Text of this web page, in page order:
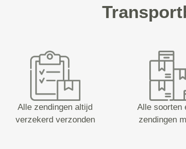
Alle zendingen altijd
verzekerd verzonden
Alle soorten
zendingen